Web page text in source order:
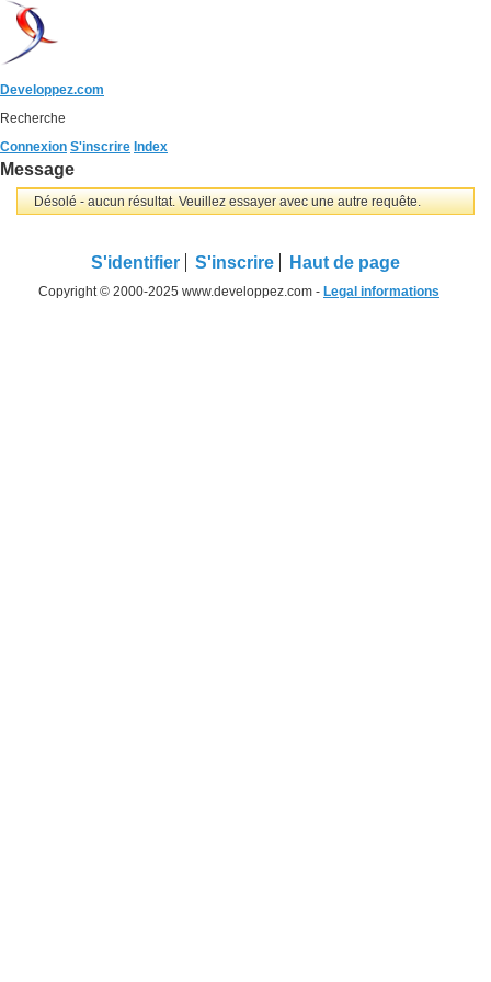
Developpez.com
Recherche
Connexion S'inscrire Index
Message
Désolé - aucun résultat. Veuillez essayer avec une autre requête.
S'identifier S'inscrire Haut de page
Copyright © 2000-2025 www.developpez.com - Legal informations